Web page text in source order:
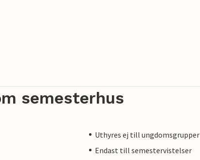
semesterhus
Uthyres ej till ungdomsgrupper
Endast till semestervistelser